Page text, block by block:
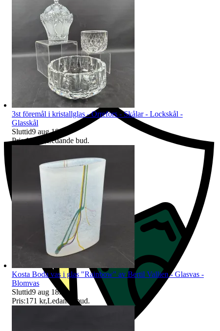
Ersättning om du inte får din vara
3st föremål i kristallglas - Orrefors - Skålar - Lockskål -
Glasskål
Sluttid9 aug 18:12
Pris:110 kr Ledande bud.
Kosta Boda vas i glas "Rainbow" av Bertil Vallien - Glasvas -
Blomvas
Sluttid9 aug 18:13.
Pris:171 kr,Ledande bud.